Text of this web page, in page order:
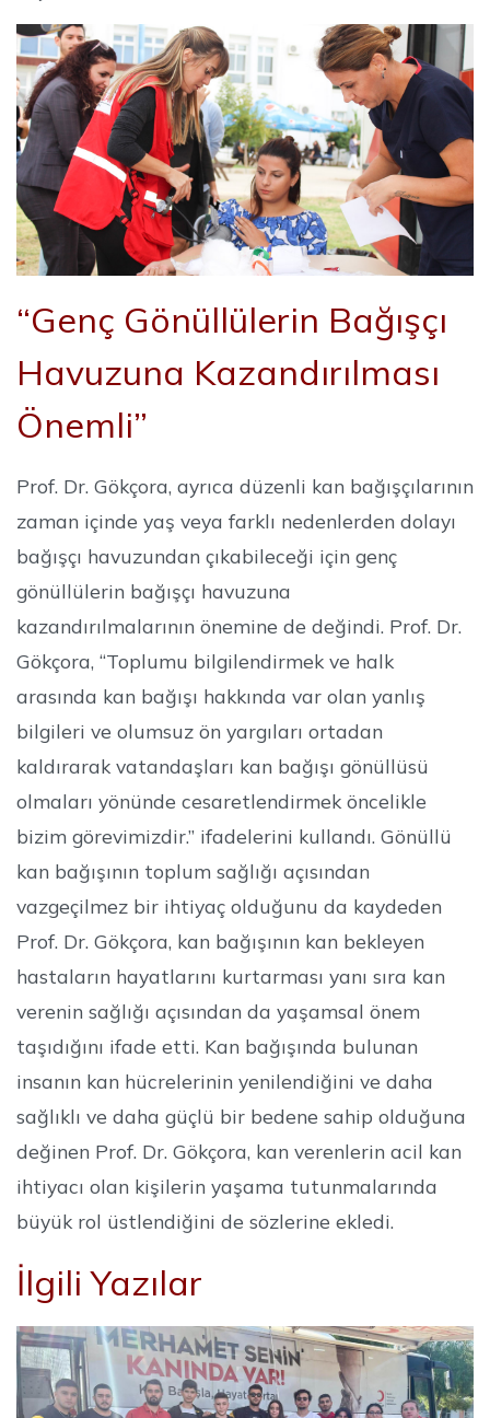
“Genç Gönüllülerin Bağışçı
Havuzuna Kazandırılması
Önemli”
Prof. Dr. Gökçora, ayrıca düzenli kan bağışçılarının
zaman içinde yaş veya farklı nedenlerden dolayı
bağışçı havuzundan çıkabileceği için genç
gönüllülerin bağışçı havuzuna
kazandırılmalarının önemine de değindi. Prof. Dr.
Gökçora, “Toplumu bilgilendirmek ve halk
arasında kan bağışı hakkında var olan yanlış
bilgileri ve olumsuz ön yargıları ortadan
kaldırarak vatandaşları kan bağışı gönüllüsü
olmaları yönünde cesaretlendirmek öncelikle
bizim görevimizdir.” ifadelerini kullandı. Gönüllü
kan bağışının toplum sağlığı açısından
vazgeçilmez bir ihtiyaç olduğunu da kaydeden
Prof. Dr. Gökçora, kan bağışının kan bekleyen
hastaların hayatlarını kurtarması yanı sıra kan
verenin sağlığı açısından da yaşamsal önem
taşıdığını ifade etti. Kan bağışında bulunan
insanın kan hücrelerinin yenilendiğini ve daha
sağlıklı ve daha güçlü bir bedene sahip olduğuna
değinen Prof. Dr. Gökçora, kan verenlerin acil kan
ihtiyacı olan kişilerin yaşama tutunmalarında
büyük rol üstlendiğini de sözlerine ekledi.
İlgili Yazılar